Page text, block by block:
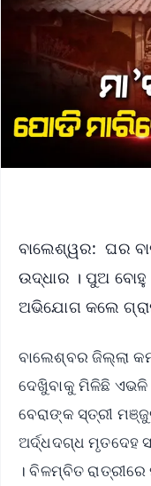
ବାଲେଶ୍ୱର: ଘର
ଉଦ୍ଧାର । ପୁଅ ବୋହୁ
ଅଭିଯୋଗ କଲେ
ବାଲେଶ୍ବର ଜିଲ୍ଲା
ଦେଖିୁବାକୁ ମିଳିଛି ଏଭଳି
ବେରାଙ୍କ ସ୍ତ୍ରୀ
ଅର୍ଦ୍ଧଦଗ୍ଧ ମୃତଦେହ
। ବିଳମ୍ବିତ